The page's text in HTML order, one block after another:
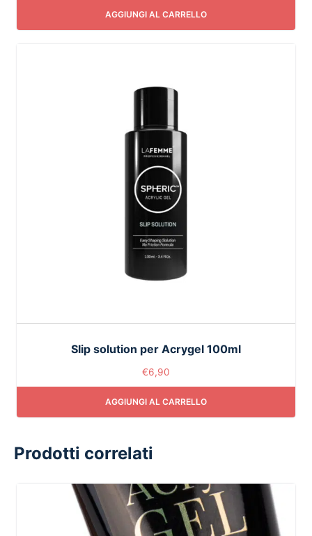
AGGIUNGI AL CARRELLO
Slip solution per Acrygel 100ml
€6,90
AGGIUNGI AL CARRELLO
Prodotti correlati